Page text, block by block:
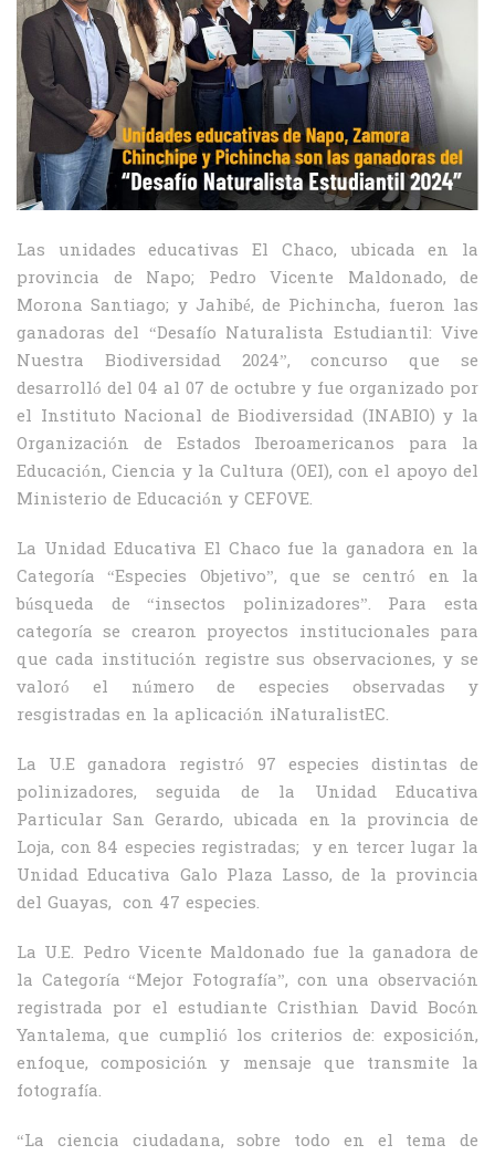
Las unidades educativas El Chaco, ubicada en la
provincia de Napo; Pedro Vicente Maldonado, de
Morona Santiago; y Jahibé, de Pichincha, fueron las
ganadoras del “Desafío Naturalista Estudiantil: Vive
Nuestra Biodiversidad 2024”, concurso que se
desarrolló del 04 al 07 de octubre y fue organizado por
el Instituto Nacional de Biodiversidad (INABIO) y la
Organización de Estados Iberoamericanos para la
Educación, Ciencia y la Cultura (OEI), con el apoyo del
Ministerio de Educación y CEFOVE.
La Unidad Educativa El Chaco fue la ganadora en la
Categoría “Especies Objetivo”, que se centró en la
búsqueda de “insectos polinizadores”. Para esta
categoría se crearon proyectos institucionales para
que cada institución registre sus observaciones, y se
valoró el número de especies observadas y
resgistradas en la aplicación iNaturalistEC.
La U.E ganadora registró 97 especies distintas de
polinizadores, seguida de la Unidad Educativa
Particular San Gerardo, ubicada en la provincia de
Loja, con 84 especies registradas; y en tercer lugar la
Unidad Educativa Galo Plaza Lasso, de la provincia
del Guayas, con 47 especies.
La U.E. Pedro Vicente Maldonado fue la ganadora de
la Categoría “Mejor Fotografía”, con una observación
registrada por el estudiante Cristhian David Bocón
Yantalema, que cumplió los criterios de: exposición,
enfoque, composición y mensaje que transmite la
fotografía.
“La ciencia ciudadana, sobre todo en el tema de